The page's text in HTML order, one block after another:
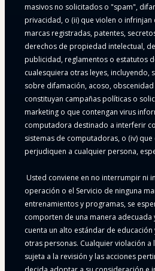
masivos no solicitados o "spam",
privacidad, o (ii) que violen o
marcas registradas, patentes,
derechos de propiedad intelectual,
publicidad, reglamentos o estatutos
cualesquiera otras leyes, incluyendo,
sobre difamación, acoso,
constituyan campañas políticas o
marketing o que contengan virus
computadora destinado a interferir
sistemas de computadoras, o (iv)
perjudiquen a cualquier persona,
Usted conviene en no interrumpir ni
operación o el Servicio de ninguna
entrenamientos y programas, se
comporten de una manera adecuada
cuenta un alto estándar de
otras personas. Cualquier violación
sujeta a la revisión y las acciones